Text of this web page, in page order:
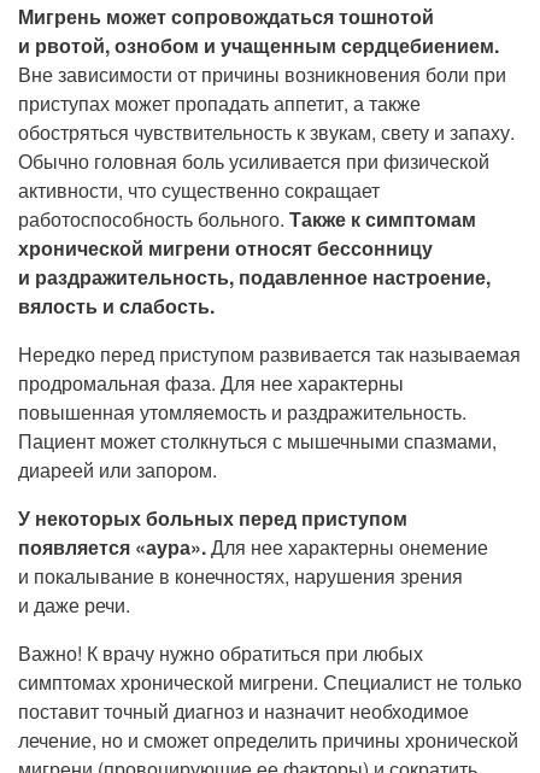
Мигрень может сопровождаться тошнотой
и рвотой, ознобом и учащенным сердцебиением.
Вне зависимости от причины возникновения боли при
приступах может пропадать аппетит, а также
обостряться чувствительность к звукам, свету и запаху.
Обычно головная боль усиливается при физической
активности, что существенно сокращает
работоспособность больного. Также к симптомам
хронической мигрени относят бессонницу
и раздражительность, подавленное настроение,
вялость и слабость.
Нередко перед приступом развивается так называемая
продромальная фаза. Для нее характерны
повышенная утомляемость и раздражительность.
Пациент может столкнуться с мышечными спазмами,
диареей или запором.
У некоторых больных перед приступом
появляется «аура».Для нее характерны онемение
и покалывание в конечностях, нарушения зрения
и даже речи.
Важно! К врачу нужно обратиться при любых
симптомах хронической мигрени. Специалист не только
поставит точный диагноз и назначит необходимое
лечение, но и сможет определить причины хронической